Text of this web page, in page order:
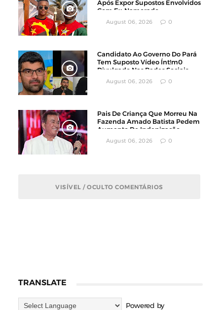
Após Expor Supostos Envolvidos
Com Ex-Namorado
August 06, 2026 0
Candidato Ao Governo Do Pará
Tem Suposto Vídeo Ínt!m0
Divulgado Nas Redes Sociais
August 06, 2026 0
Pais De Criança Que Morreu Na
Fazenda Amado Batista Pedem
Aumento De Indenização
August 06, 2026 0
VISÍVEL / OCULTO COMENTÁRIOS
TRANSLATE
Powered by